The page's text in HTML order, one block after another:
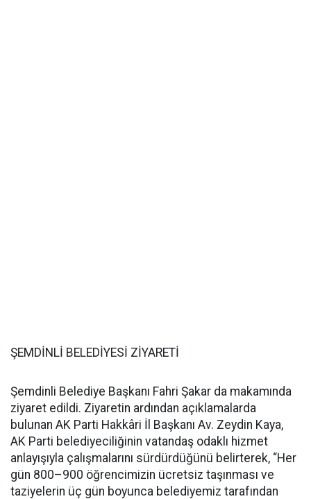
ŞEMDİNLİ BELEDİYESİ ZİYARETİ
Şemdinli Belediye Başkanı Fahri Şakar da makamında
ziyaret edildi. Ziyaretin ardından açıklamalarda
bulunan AK Parti Hakkâri İl Başkanı Av. Zeydin Kaya,
AK Parti belediyeciliğinin vatandaş odaklı hizmet
anlayışıyla çalışmalarını sürdürdüğünü belirterek, “Her
gün 800–900 öğrencimizin ücretsiz taşınması ve
taziyelerin üç gün boyunca belediyemiz tarafından